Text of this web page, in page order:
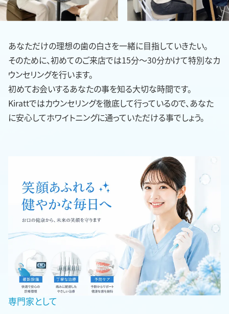
あなただけの理想の歯の白さを一緒に目指していきたい。
そのために、初めてのご来店では15分〜30分かけて特別なカ
ウンセリングを行います。
初めてお会いするあなたの事を知る大切な時間です。
Kirattではカウンセリングを徹底して行っているので、あなた
に安心してホワイトニングに通っていただける事でしょう。
専門家として